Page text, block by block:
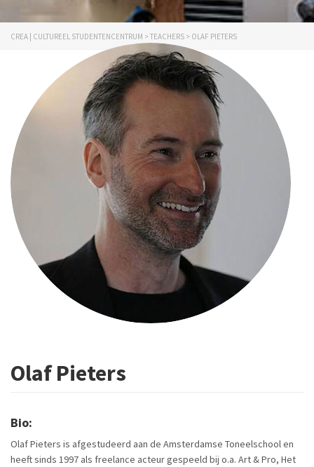
CREA | CULTUREEL STUDENTENCENTRUM > TEACHERS > OLAF PIETERS
Olaf Pieters
Bio:
Olaf Pieters is afgestudeerd aan de Amsterdamse Toneelschool en
heeft sinds 1997 als freelance acteur gespeeld bij o.a. Art & Pro, Het